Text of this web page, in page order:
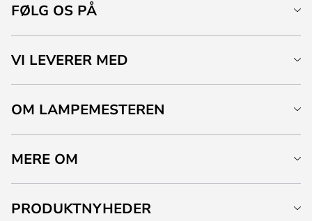
FØLG OS PÅ
VI LEVERER MED
OM LAMPEMESTEREN
MERE OM
PRODUKTNYHEDER